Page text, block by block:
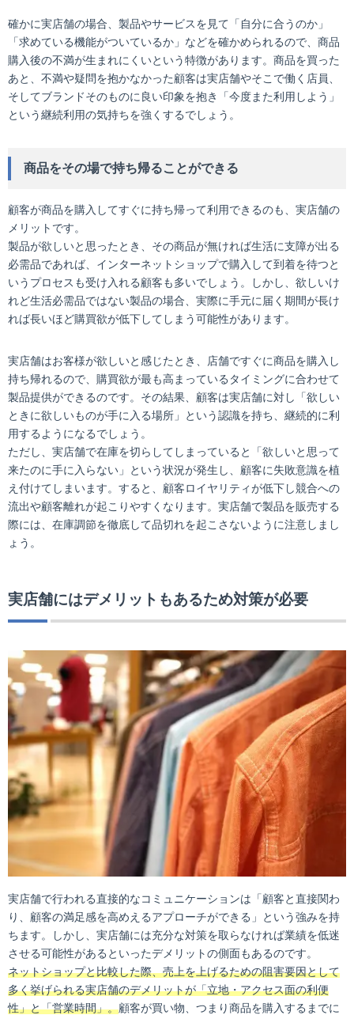
確かに実店舗の場合、製品やサービスを見て「自分に合うのか」
「求めている機能がついているか」などを確かめられるので、商品
購入後の不満が生まれにくいという特徴があります。商品を買った
あと、不満や疑問を抱かなかった顧客は実店舗やそこで働く店員、
そしてブランドそのものに良い印象を抱き「今度また利用しよう」
という継続利用の気持ちを強くするでしょう。
商品をその場で持ち帰ることができる
顧客が商品を購入してすぐに持ち帰って利用できるのも、実店舗の
メリットです。
製品が欲しいと思ったとき、その商品が無ければ生活に支障が出る
必需品であれば、インターネットショップで購入して到着を待つと
いうプロセスも受け入れる顧客も多いでしょう。しかし、欲しいけ
れど生活必需品ではない製品の場合、実際に手元に届く期間が長け
れば長いほど購買欲が低下してしまう可能性があります。
実店舗はお客様が欲しいと感じたとき、店舗ですぐに商品を購入し
持ち帰れるので、購買欲が最も高まっているタイミングに合わせて
製品提供ができるのです。その結果、顧客は実店舗に対し「欲しい
ときに欲しいものが手に入る場所」という認識を持ち、継続的に利
用するようになるでしょう。
ただし、実店舗で在庫を切らしてしまっていると「欲しいと思って
来たのに手に入らない」という状況が発生し、顧客に失敗意識を植
え付けてしまいます。すると、顧客ロイヤリティが低下し競合への
流出や顧客離れが起こりやすくなります。実店舗で製品を販売する
際には、在庫調節を徹底して品切れを起こさないように注意しまし
ょう。
実店舗にはデメリットもあるため対策が必要
実店舗で行われる直接的なコミュニケーションは「顧客と直接関わ
り、顧客の満足感を高めえるアプローチができる」という強みを持
ちます。しかし、実店舗には充分な対策を取らなければ業績を低迷
させる可能性があるといったデメリットの側面もあるのです。
ネットショップと比較した際、売上を上げるための阻害要因として
多く挙げられる実店舗のデメリットが「立地・アクセス面の利便
性」と「営業時間」。顧客が買い物、つまり商品を購入するまでに